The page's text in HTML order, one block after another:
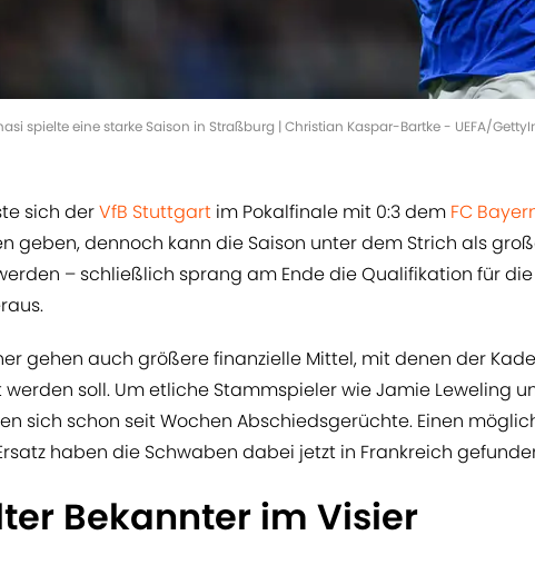
spielte eine starke Saison in Straßburg | Christian Kaspar-Bartke - UEFA/
sich derVfB Stuttgart im Pokalfinale mit 0:3 dem FC
geben, dennoch kann die Saison unter dem Strich als
– schließlich sprang am Ende die Qualifikation für die
gehen auch größere finanzielle Mittel, mit denen der
soll. Um etliche Stammspieler wie Jamie Leweling
sich schon seit Wochen Abschiedsgerüchte. Einen
haben die Schwaben dabei jetzt in Frankreich
Bekannter im Visier